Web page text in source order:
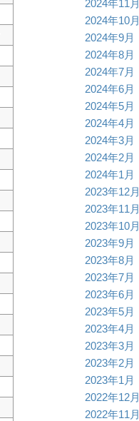
2024年11月
2024年10月
2024年9月
2024年8月
2024年7月
2024年6月
2024年5月
2024年4月
2024年3月
2024年2月
2024年1月
2023年12月
2023年11月
2023年10月
2023年9月
2023年8月
2023年7月
2023年6月
2023年5月
2023年4月
2023年3月
2023年2月
2023年1月
2022年12月
2022年11月